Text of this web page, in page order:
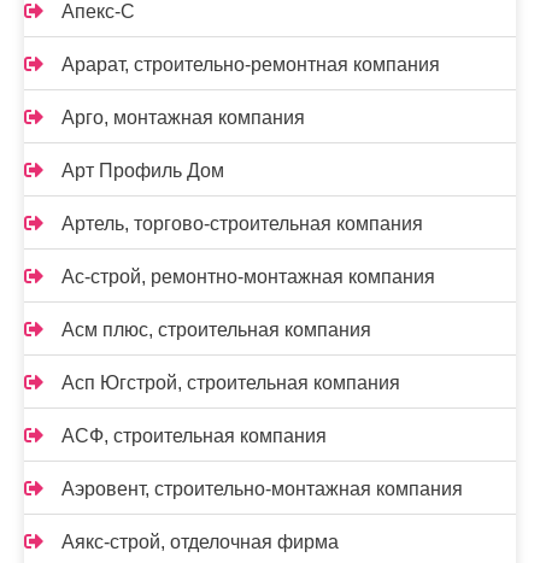
Апекс-С
Арарат, строительно-ремонтная компания
Арго, монтажная компания
Арт Профиль Дом
Артель, торгово-строительная компания
Ас-строй, ремонтно-монтажная компания
Асм плюс, строительная компания
Асп Югстрой, строительная компания
АСФ, строительная компания
Аэровент, строительно-монтажная компания
Аякс-строй, отделочная фирма